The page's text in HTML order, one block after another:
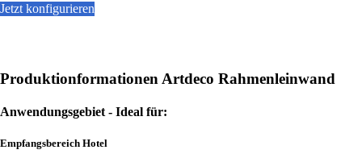
Jetzt konfigurieren
Die
können
der
Produktionformationen Artdeco Rahmenleinwand
Anwendungsgebiet - Ideal für:
Empfangsbereich Hotel